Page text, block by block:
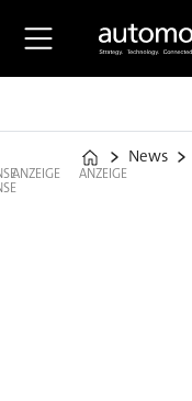
Home
News
ANZEIGE ANZEIGE